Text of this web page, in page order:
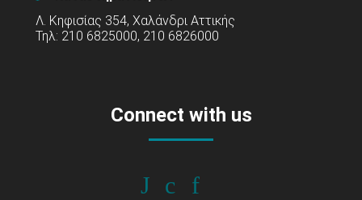
Λ. Κηφισίας 354, Χαλάνδρι Αττικής
Τηλ: 210 6825000, 210 6826000
Connect with us